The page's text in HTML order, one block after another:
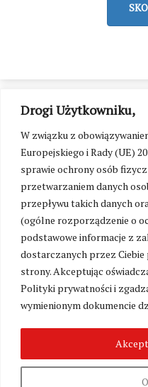
Drogi Użytkowniku,
W związku z
Europejskiego i Rady (UE)
sprawie ochrony osób
przetwarzaniem danych
przepływu takich danych
(ogólne rozporządzenie o
podstawowe informacje z
dostarczanych przez
strony. Akceptując
Polityki prywatności i
wymienionym dokumencie
Zmień
2026. Wszelkie